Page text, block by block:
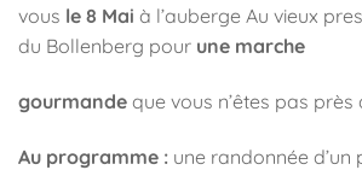
vous le 8 Mai à l’auberge Au vieux
du Bollenberg pour une marche
gourmande que vous n’êtes pas près
Au programme : une randonnée d’un